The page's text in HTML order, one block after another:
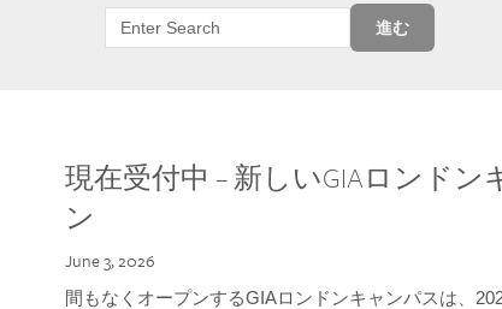
進む
現在受付中 – 新しいGIAロンド
ン
June 3, 2026
間もなくオープンするGIAロンドンキャンパスは、